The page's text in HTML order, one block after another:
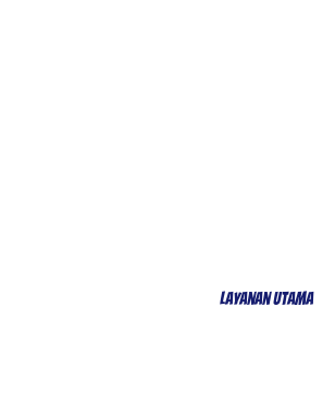
Layanan Utama